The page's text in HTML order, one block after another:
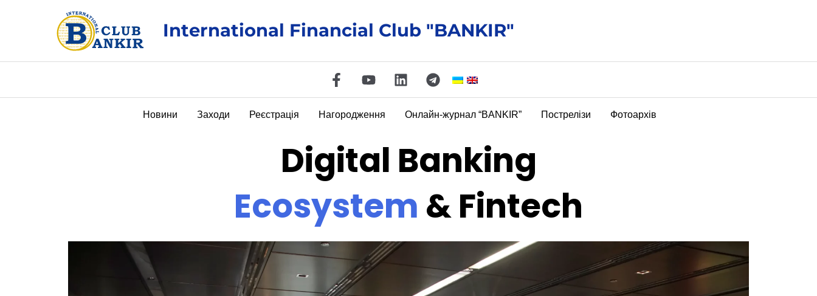
International Financial Club "BANKIR"
Новини Заходи Реєстрація Нагородження Онлайн-журнал “BANKIR” Пострелізи Фотоархів
Digital Banking
Ecosystem & Fintech